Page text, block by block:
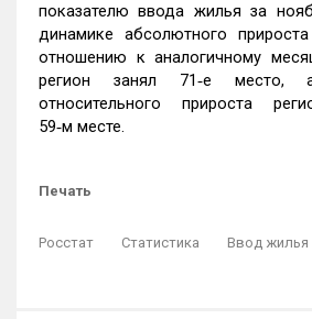
показателю ввода жилья за
динамике абсолютного
отношению к аналогичному
регион занял 71‑е место,
относительного прироста
59‑м месте.
Печать
Росстат Статистика Ввод жилья